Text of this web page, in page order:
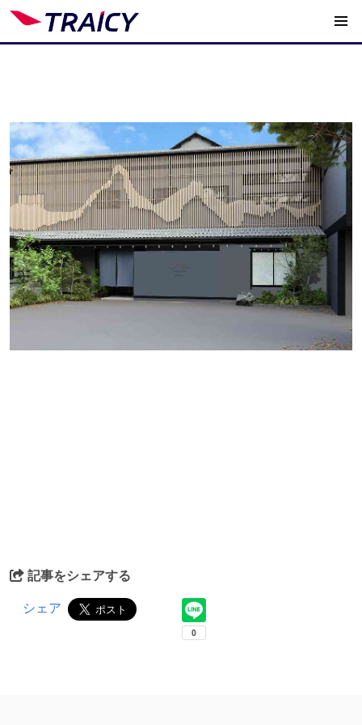
記事をシェアする
シェア